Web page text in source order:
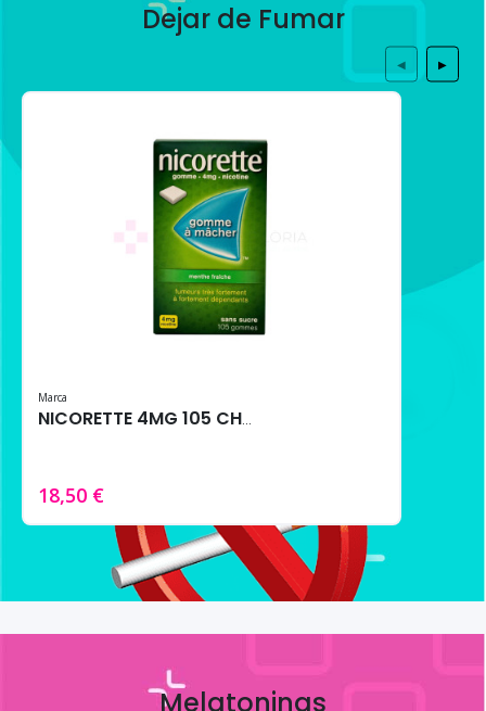
Dejar de Fumar
Marca
NICORETTE 4MG 105 CHICLES MENTA FRESCA
18,50 €
◀ ▶
Melatoninas